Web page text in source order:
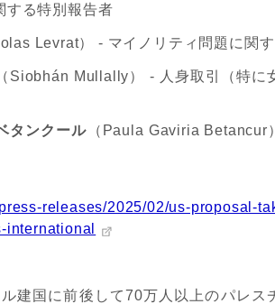
する特別報告者
Levrat） - マイノリティ問題に関
（ Siobhán Mullally） - 人身取引（特に
タンクール （ Paula Gaviria Betancur）
releases/2025/02/us-proposal-
international
建国に前後して70万人以上のパレス